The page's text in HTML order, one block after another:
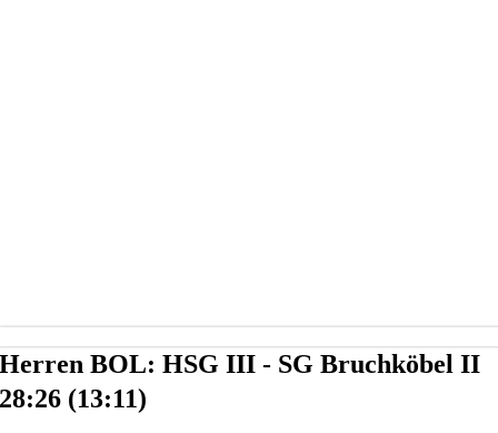
Herren BOL: HSG III - SG Bruchköbel II
28:26 (13:11)